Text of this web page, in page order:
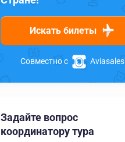
Искать билеты
Совместно с Aviasales
Задайте вопрос
координатору тура